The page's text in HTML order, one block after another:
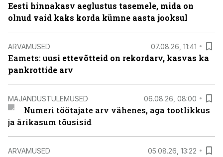
Eesti hinnakasv aeglustus tasemele, mida on
olnud vaid kaks korda kümne aasta jooksul
ARVAMUSED 07.08.26, 11:41
Eamets: uusi ettevõtteid on rekordarv, kasvas ka
pankrottide arv
MAJANDUSTULEMUSED 06.08.26, 08:00
Numeri töötajate arv vähenes, aga tootlikkus
ja ärikasum tõusisid
ARVAMUSED 05.08.26, 13:22